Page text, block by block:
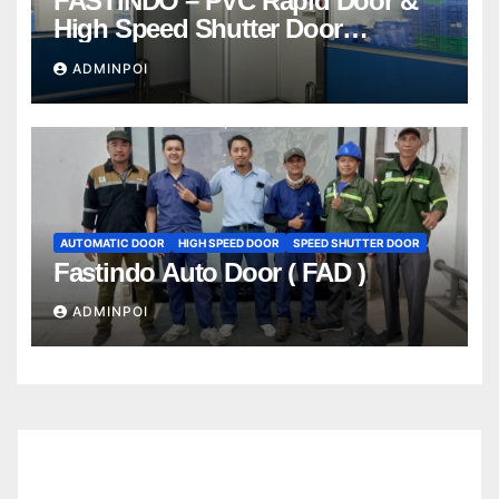
High Speed Shutter Door
Indonesia | 081212801672
ADMINPOI
AUTOMATIC DOOR HIGH SPEED DOOR SPEED SHUTTER DOOR
Fastindo Auto Door ( FAD )
ADMINPOI